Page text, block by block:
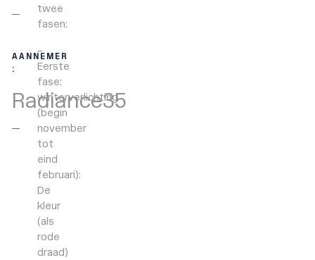
AANNEMER
:
Radiance35
twee
fasen:
–
Eerste
fase:
winterverlichting
(begin
november
tot
eind
februari):
De
kleur
(als
rode
draad)